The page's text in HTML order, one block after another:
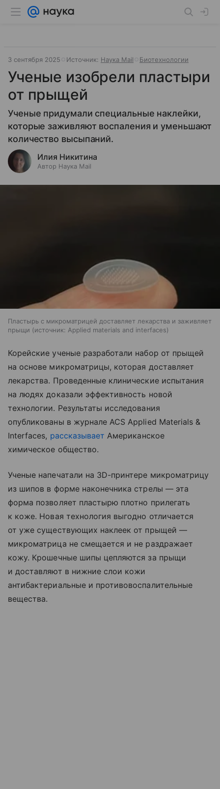
3 сентября 2025 Источник: Наука Mail Биотехнологии
Ученые изобрели пластыри
от прыщей
Ученые придумали специальные наклейки,
которые заживляют воспаления и уменьшают
количество высыпаний.
Илия Никитина
Автор Наука Mail
Пластырь с микроматрицей доставляет лекарства и заживляет
прыщи
источник: Applied materials and interfaces
Корейские ученые разработали набор от прыщей
на основе микроматрицы, которая доставляет
лекарства. Проведенные клинические испытания
на людях доказали эффективность новой
технологии. Результаты исследования
опубликованы в журнале ACS Applied Materials &
Interfaces, рассказывает Американское
химическое общество.
Ученые напечатали на 3D-принтере микроматрицу
из шипов в форме наконечника стрелы — эта
форма позволяет пластырю плотно прилегать
к коже. Новая технология выгодно отличается
от уже существующих наклеек от прыщей —
микроматрица не смещается и не раздражает
кожу. Крошечные шипы цепляются за прыщи
и доставляют в нижние слои кожи
антибактериальные и противовоспалительные
вещества.